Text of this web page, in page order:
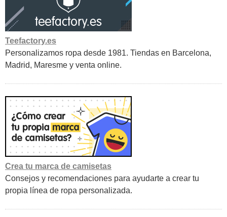
Teefactory.es
Personalizamos ropa desde 1981. Tiendas en Barcelona,
Madrid, Maresme y venta online.
Crea tu marca de camisetas
Consejos y recomendaciones para ayudarte a crear tu
propia línea de ropa personalizada.